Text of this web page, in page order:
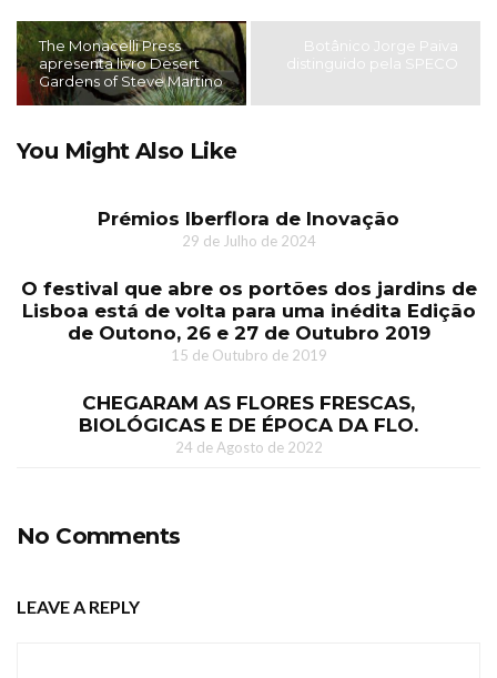
The Monacelli Press
apresenta livro Desert
Gardens of Steve Martino
Botânico Jorge Paiva
distinguido pela SPECO
You Might Also Like
Prémios Iberflora de Inovação
29 de Julho de 2024
O festival que abre os portões dos jardins de
Lisboa está de volta para uma inédita Edição
de Outono, 26 e 27 de Outubro 2019
15 de Outubro de 2019
CHEGARAM AS FLORES FRESCAS,
BIOLÓGICAS E DE ÉPOCA DA FLO.
24 de Agosto de 2022
No Comments
LEAVE A REPLY